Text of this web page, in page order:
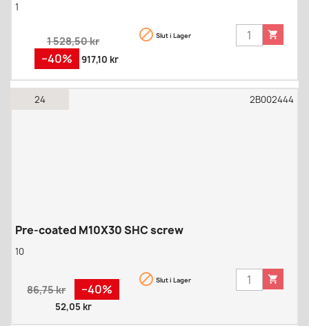
1
Regular
price
1 528,50 kr
−40% Pris
917,10 kr
 Slut i Lager 
24 2B002444
Pre-coated M10X30 SHC screw
10
Regular
price
86,75 kr −40%
52,05 kr
 Slut i Lager 